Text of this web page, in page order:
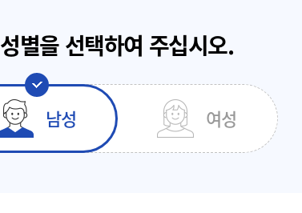
성별을 선택하여 주십시오.
남성 여성